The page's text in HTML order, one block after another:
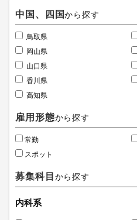
中国、四国から探す
鳥取県
岡山県
山口県
香川県
高知県
雇用形態から探す
常勤
スポット
募集科目 から探す
内科系